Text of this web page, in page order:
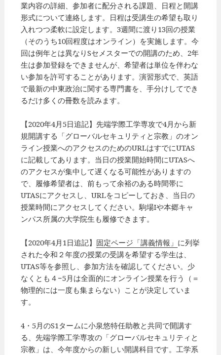
業内容の詳細、参加者に配分される課題、日程と開講
形式について連絡します。日程は受講生の希望も取り
入れつつ柔軟に設定します。3週間に渡り13回の授業
（そのうち10回程度はオンライン）を実施します。今
回は例年とは異なりSセメスターでの開講のため、2年
生は参加登録をできませんが、希望者は単位を伴わな
い参加を許可することがあります。演習形式で、英語
で最新の中東政治に関する専門書を、手分けしてでき
るだけ多くの冊数を読みます。
【2020年4月5日追記】先端学際工学専攻で4月から新
規開講する「グローバルセキュリティと宗教」のオン
ライン授業へのアクセスのためのURLはすでにUTAS
に記載してあります。当日の授業開始時間にUTASへ
のアクセスが集中して遅くなる可能性がありますの
で、履修希望者は、前もって余裕のある時間帯に
UTASにアクセスし、URLをコピーしておき、当日の
授業時間にアクセスしてください。駒場Iや本郷キャ
ンパス所属の大学院生も履修できます。
【2020年4月1日追記】 固定ページ「講義情報」 に列挙
された令和２年度の授業の受講を希望する学生は、
UTAS等を参照し、参加方法を確認してください。少
なくとも４−5月は全面的にオンライン授業を行う（＝
物理的には一度も集まらない）ことが決定していま
す。
4・5月のS1タームに小泉悠特任助教と共同で開講す
る、先端学際工学専攻の「グローバルセキュリティと
宗教」は、今年度からの新しい開講科目です。工学系